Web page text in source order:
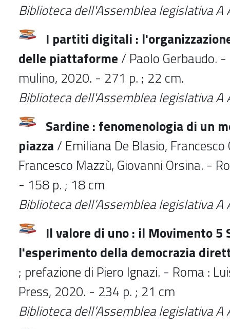
Biblioteca dell'Assemblea legislativa A
I partiti digitali :
delle piattaforme / Paolo Gerbaudo.
mulino, 2020. - 271 p. ; 22 cm.
Biblioteca dell'Assemblea legislativaA
Sardine : fenomenologia di un
piazza / Emiliana De Blasio,
Francesco Mazzù, Giovanni Orsina. -
- 158 p. ; 18 cm
Biblioteca dell’Assemblea legislativa A
Il valore di uno : il Movimento 5
l'esperimento della democrazia
; prefazione di Piero Ignazi. - Roma :
Press, 2020. - 234 p. ; 21 cm
Biblioteca dell’Assemblea legislativa A